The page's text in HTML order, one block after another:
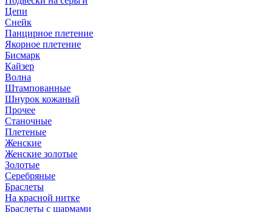
Цепи
Снейк
Панцирное плетение
Якорное плетение
Бисмарк
Кайзер
Волна
Штампованные
Шнурок кожаный
Прочее
Станочные
Плетеные
Женские
Женские золотые
Золотые
Серебряные
Браслеты
На красной нитке
Браслеты с шармами